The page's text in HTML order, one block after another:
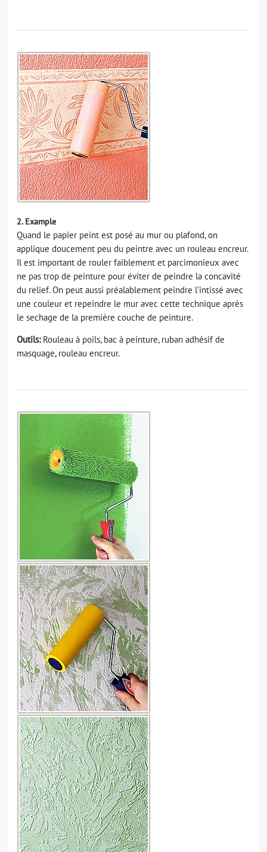
2. Example
Quand le papier peint est posé au mur ou plafond, on
applique doucement peu du peintre avec un rouleau encreur.
Il est important de rouler faiblement et parcimonieux avec
ne pas trop de peinture pour éviter de peindre la concavité
du relief. On peut aussi préalablement peindre l’intissé avec
une couleur et repeindre le mur avec cette technique après
le sechage de la première couche de peinture.
Outils: Rouleau à poils, bac à peinture, ruban adhésif de
masquage, rouleau encreur.